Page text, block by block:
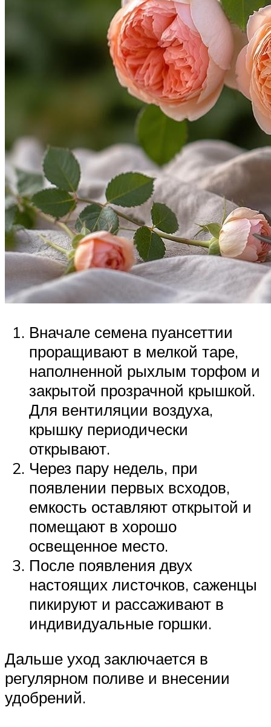
Вначале семена пуансеттии
проращивают в мелкой таре,
наполненной рыхлым торфом и
закрытой прозрачной крышкой.
Для вентиляции воздуха,
крышку периодически
открывают.
Через пару недель, при
появлении первых всходов,
емкость оставляют открытой и
помещают в хорошо
освещенное место.
После появления двух
настоящих листочков, саженцы
пикируют и рассаживают в
индивидуальные горшки.
Дальше уход заключается в
регулярном поливе и внесении
удобрений.